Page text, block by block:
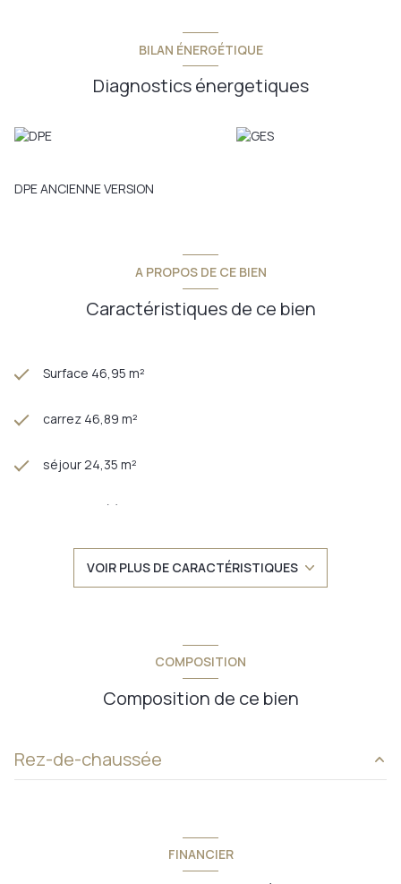
Les logements proposent des matèriaux haut de gamme et
motorisés, d'une protection d'accès par vidéophone.
D'autres appartement sont également disponible du T2 au T4
Nous contactrer pour d'amples renseignements.
Fabrice et Martin VEVAUD, PROVIMO, au 0610765012 ou
BILAN ÉNERGÉTIQUE
Diagnostics énergetiques
DPE ANCIENNE VERSION
A PROPOS DE CE BIEN
Caractéristiques de ce bien
Surface 46,95 m²
carrez 46,89 m²
séjour 24,35 m²
1 chambre(s)
Chauffage individuel : au sol (gaz)
exposition Ouest
1 étage(s)
VOIR PLUS DE CARACTÉRISTIQUES
COMPOSITION
Composition de ce bien
Rez-de-chaussée
FINANCIER